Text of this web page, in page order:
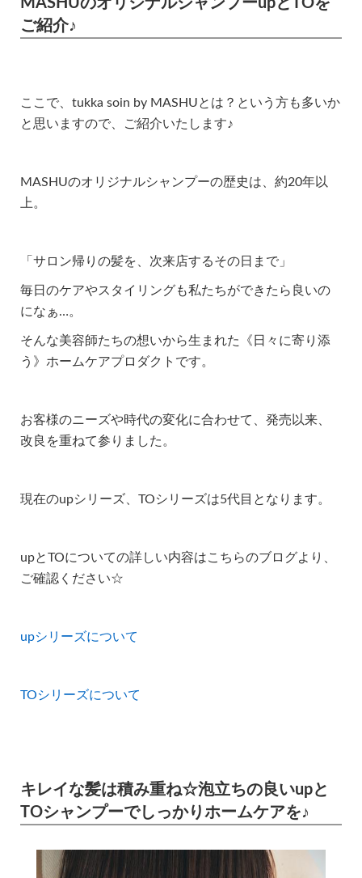
ご紹介♪
ここで、tukka soin by MASHUとは？という方も多いか
と思いますので、ご紹介いたします♪
MASHUのオリジナルシャンプーの歴史は、約20年以
上。
「サロン帰りの髪を、次来店するその日まで」
毎日のケアやスタイリングも私たちができたら良いの
になぁ…。
そんな美容師たちの想いから生まれた《日々に寄り添
う》ホームケアプロダクトです。
お客様のニーズや時代の変化に合わせて、発売以来、
改良を重ねて参りました。
現在のupシリーズ、TOシリーズは5代目となります。
upとTOについての詳しい内容はこちらのブログより、
ご確認ください☆
upシリーズについて
TOシリーズについて
キレイな髪は積み重ね☆泡立ちの良いupと
TOシャンプーでしっかりホームケアを♪